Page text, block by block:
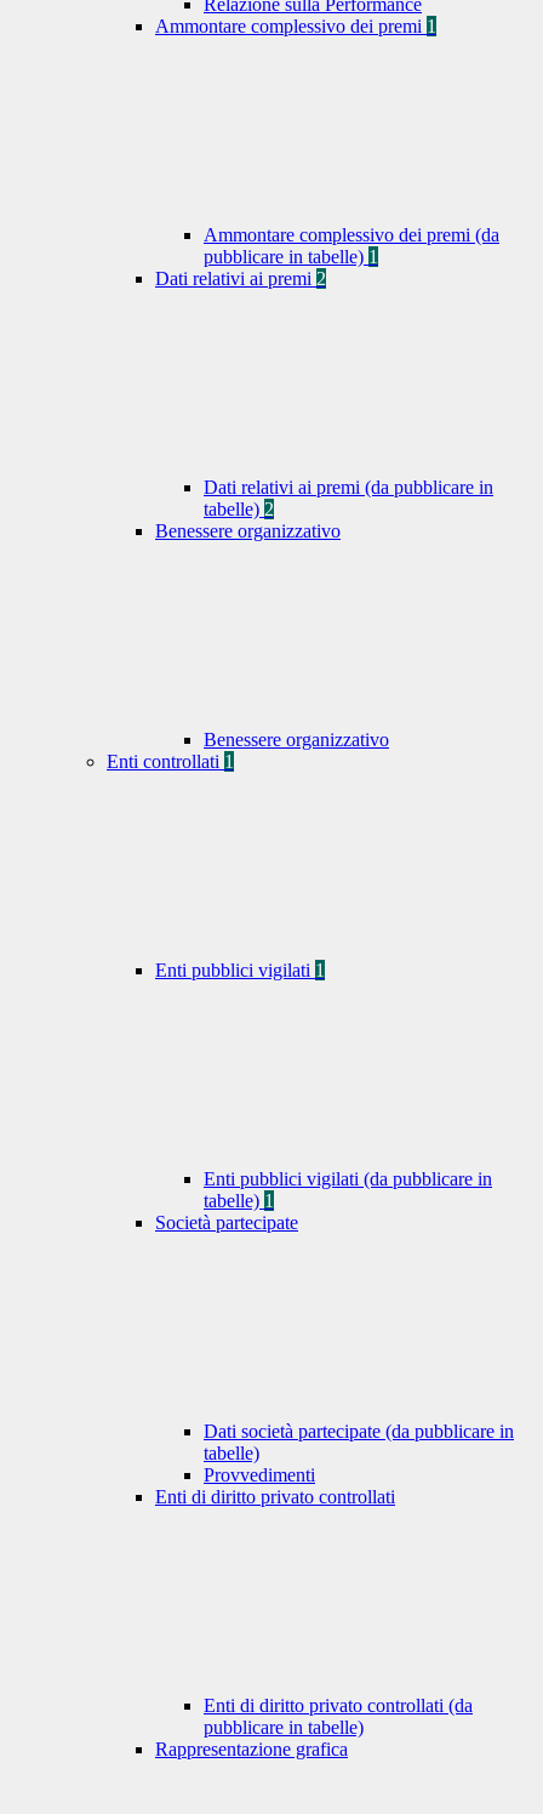
Relazione sulla Performance
Ammontare complessivo dei premi 1
Ammontare complessivo dei premi (da
pubblicare in tabelle) 1
Dati relativi ai premi 2
Dati relativi ai premi (da pubblicare in
tabelle) 2
Benessere organizzativo
Benessere organizzativo
Enti controllati 1
Enti pubblici vigilati 1
Enti pubblici vigilati (da pubblicare in
tabelle) 1
Società partecipate
Dati società partecipate (da pubblicare in
tabelle)
Provvedimenti
Enti di diritto privato controllati
Enti di diritto privato controllati (da
pubblicare in tabelle)
Rappresentazione grafica